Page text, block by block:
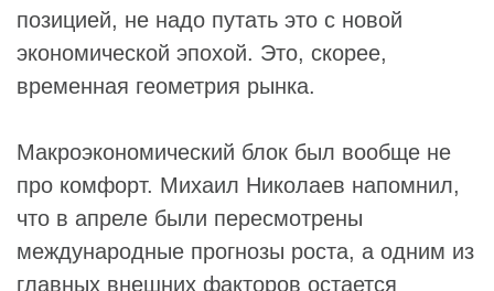
позицией, не надо путать это с новой
экономической эпохой. Это, скорее,
временная геометрия рынка.
Макроэкономический блок был вообще не
про комфорт. Михаил Николаев напомнил,
что в апреле были пересмотрены
международные прогнозы роста, а одним из
главных внешних факторов остается